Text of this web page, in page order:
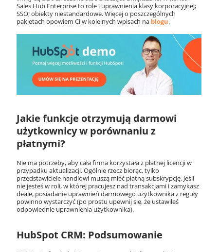
Sales Hub Enterprise to role i uprawnienia klasy korporacyjnej;
SSO; obiekty niestandardowe. Więcej o poszczególnych
pakietach opowiem Ci w kolejnych wpisach na blogu.
Jakie funkcje otrzymują darmowi
użytkownicy w porównaniu z
płatnymi?
Nie ma potrzeby, aby cała firma korzystała z płatnej licencji w
przypadku aktualizacji. Ogólnie rzecz biorąc, tylko
przedstawiciele handlowi muszą mieć płatną subskrypcję. Jeśli
nie jesteś w roli, w której pracujesz nad transakcjami i zamykasz
deale, posiadanie uprawnień darmowego użytkownika z reguły
powinno wystarczyć (po prostu upewnij się, że ustawiłeś
odpowiednie uprawnienia użytkownika).
HubSpot CRM: Podsumowanie